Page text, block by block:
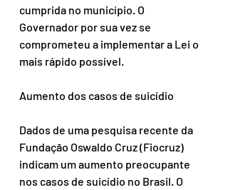
cumprida no município. O
Governador por sua vez se
comprometeu a implementar a Lei o
mais rápido possível.
Aumento dos casos de suicídio
Dados de uma pesquisa recente da
Fundação Oswaldo Cruz (Fiocruz)
indicam um aumento preocupante
nos casos de suicídio no Brasil. O